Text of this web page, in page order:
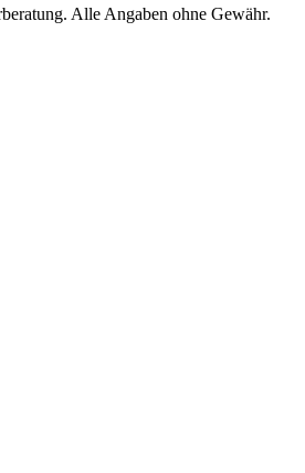
Alle Angaben ohne Gewähr.